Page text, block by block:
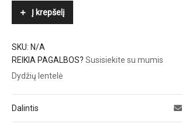
Į krepšelį
SKU: N/A
REIKIA PAGALBOS? Susisiekite su mumis
Dydžių lentelė
Dalintis